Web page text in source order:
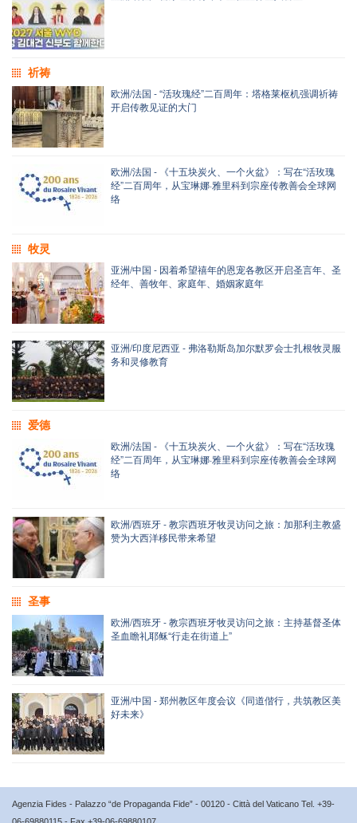
祈祷
欧洲/法国 - “活玫瑰经”二百周年：塔格莱枢机强调祈祷
开启传教见证的大门
欧洲/法国 - 《十五块炭火、一个火盆》：写在“活玫瑰
经”二百周年，从宝琳娜·雅里科到宗座传教善会全球网
络
牧灵
亚洲/中国 - 因着希望禧年的恩宠各教区开启圣言年、圣
经年、善牧年、家庭年、婚姻家庭年
亚洲/印度尼西亚 - 弗洛勒斯岛加尔默罗会士扎根牧灵服
务和灵修教育
爱德
欧洲/法国 - 《十五块炭火、一个火盆》：写在“活玫瑰
经”二百周年，从宝琳娜·雅里科到宗座传教善会全球网
络
欧洲/西班牙 - 教宗西班牙牧灵访问之旅：加那利主教盛
赞为大西洋移民带来希望
圣事
欧洲/西班牙 - 教宗西班牙牧灵访问之旅：主持基督圣体
圣血瞻礼耶稣“行走在街道上”
亚洲/中国 - 郑州教区年度会议《同道偕行，共筑教区美
好未来》
Agenzia Fides - Palazzo “de Propaganda Fide” - 00120 - Città del Vaticano Tel. +39-